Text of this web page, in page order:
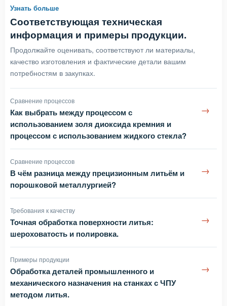
Узнать больше
Соответствующая техническая
информация и примеры продукции.
Продолжайте оценивать, соответствуют ли материалы,
качество изготовления и фактические детали вашим
потребностям в закупках.
Сравнение процессов
Как выбрать между процессом с
использованием золя диоксида кремния и
процессом с использованием жидкого стекла?
→
Сравнение процессов
В чём разница между прецизионным литьём и
порошковой металлургией?
→
Требования к качеству
Точная обработка поверхности литья:
шероховатость и полировка.
→
Примеры продукции
Обработка деталей промышленного и
механического назначения на станках с ЧПУ
методом литья.
→